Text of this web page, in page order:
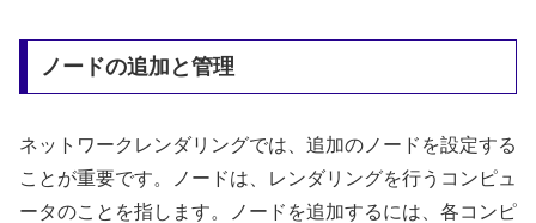
ノードの追加と管理
ネットワークレンダリングでは、追加のノードを設定する
ことが重要です。ノードは、レンダリングを行うコンピュ
ータのことを指します。ノードを追加するには、各コンピ